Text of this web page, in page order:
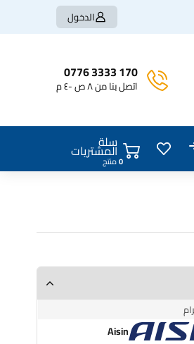
الدخول
170 3333 0776
اتصل بنا من ٨ ص -٤ م
سلة
المشتريات0منتج
Aisin